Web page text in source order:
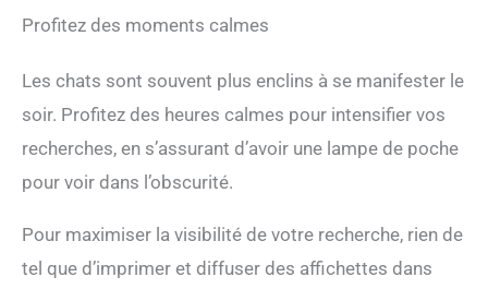
Profitez des moments calmes
Les chats sont souvent plus enclins à se manifester le
soir. Profitez des heures calmes pour intensifier vos
recherches, en s’assurant d’avoir une lampe de poche
pour voir dans l’obscurité.
Pour maximiser la visibilité de votre recherche, rien de
tel que d’imprimer et diffuser des affichettes dans